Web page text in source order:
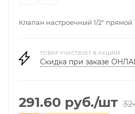
Клапан настроечный 1/2" прямой
ТОВАР УЧАСТВУЕТ В АКЦИЯХ
Скидка при заказе
291.60 руб./шт